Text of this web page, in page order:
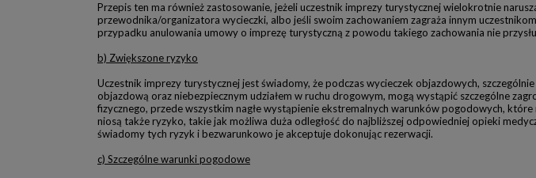
Przepis ten ma również zastosowanie, jeżeli uczestnik imprezy turystycznej wielokrotnie
przewodnika/organizatora wycieczki, albo jeśli swoim zachowaniem zagraża innym
przypadku anulowania umowy o imprezę turystyczną z powodu takiego zachowania nie
b) Zwiększone ryzyko
Uczestnik imprezy turystycznej jest świadomy, że podczas wycieczek objazdowych,
objazdową oraz niebezpiecznym udziałem w ruchu drogowym, mogą wystąpić szczególne
fizycznego, przede wszystkim nagłe wystąpienie ekstremalnych warunków pogodowych,
niosą także ryzyko, takie jak możliwa duża odległość do najbliższej odpowiedniej opieki
świadomy tych ryzyk i bezwarunkowo je akceptuje dokonując rezerwacji.
c) Szczególne warunki pogodowe